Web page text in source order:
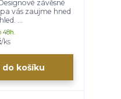
závěsné
vás zaujme hned
...
/ks
48h.
do košíku